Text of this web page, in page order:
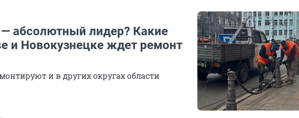
абсолютный лидер? Какие
и Новокузнецке ждет ремонт
и в других округах области